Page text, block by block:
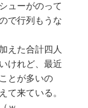
ューがのって
で行列もうな
えた合計四人
けれど、最近
とが多いの
て来ている。